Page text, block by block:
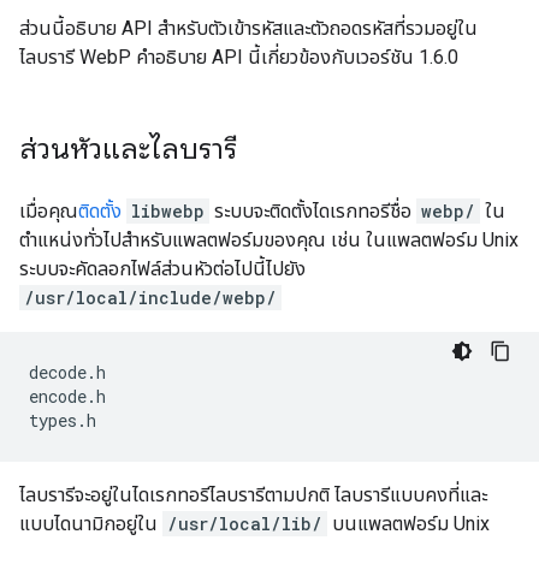
ส่วนนี้อธิบาย API สำหรับตัวเข้ารหัสและตัวถอดรหัสที่รวมอยู่ใน
ไลบรารี WebP คำอธิบาย API นี้เกี่ยวข้องกับเวอร์ชัน 1.6.0
ส่วนหัวและไลบรารี
เมื่อคุณติดตั้ง libwebp ระบบจะติดตั้งไดเรกทอรีชื่อ webp/ ใน
ตำแหน่งทั่วไปสำหรับแพลตฟอร์มของคุณ เช่น ในแพลตฟอร์ม Unix
ระบบจะคัดลอกไฟล์ส่วนหัวต่อไปนี้ไปยัง
/usr/local/include/webp/
decode.h
encode.h
types .h
ไลบรารีจะอยู่ในไดเรกทอรีไลบรารีตามปกติ ไลบรารีแบบคงที่และ
แบบไดนามิกอยู่ใน /usr/local/lib/ บนแพลตฟอร์ม Unix